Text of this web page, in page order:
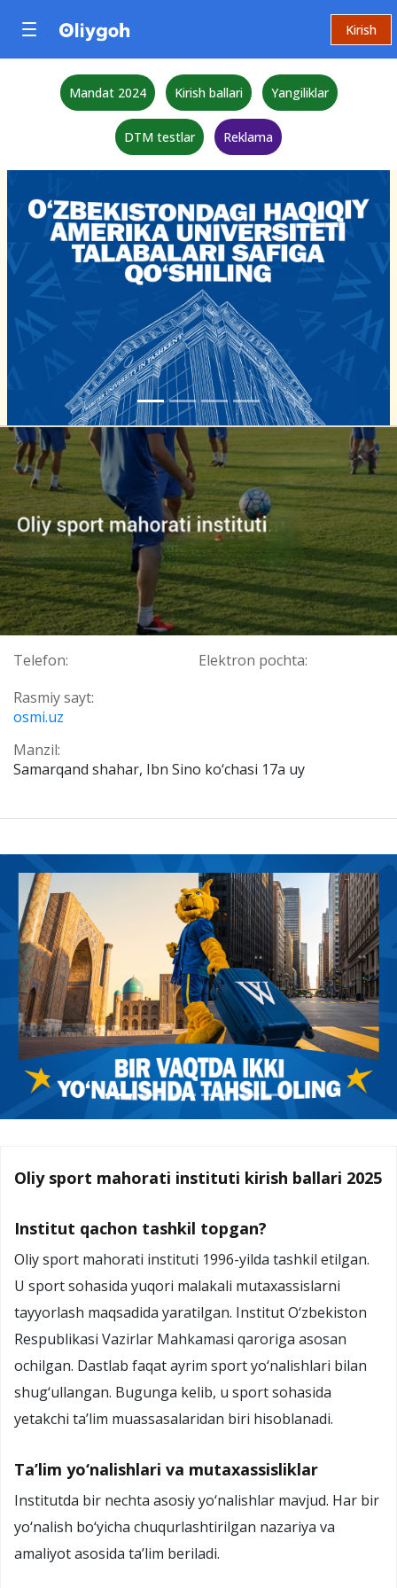
Kirish
Mandat 2024 Kirish ballari Yangiliklar
DTM testlar Reklama
Telefon:
Elektron pochta:
Rasmiy sayt:
osmi.uz
Manzil:
Samarqand shahar, Ibn Sino ko‘chasi 17a uy
Oliy sport mahorati instituti kirish ballari 2025
Institut qachon tashkil topgan?
Oliy sport mahorati instituti 1996-yilda tashkil etilgan.
U sport sohasida yuqori malakali mutaxassislarni
tayyorlash maqsadida yaratilgan. Institut O‘zbekiston
Respublikasi Vazirlar Mahkamasi qaroriga asosan
ochilgan. Dastlab faqat ayrim sport yo‘nalishlari bilan
shug‘ullangan. Bugunga kelib, u sport sohasida
yetakchi ta’lim muassasalaridan biri hisoblanadi.
Ta’lim yo‘nalishlari va mutaxassisliklar
Institutda bir nechta asosiy yo‘nalishlar mavjud. Har bir
yo‘nalish bo‘yicha chuqurlashtirilgan nazariya va
amaliyot asosida ta’lim beriladi.